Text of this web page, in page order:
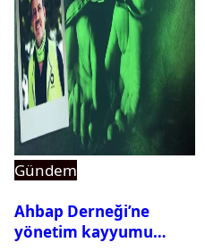
Gündem
Ahbap Derneği’ne
yönetim kayyumu